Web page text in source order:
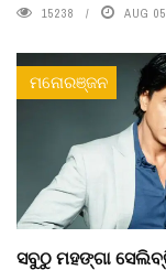
15238 AUG
ମନୋରଞ୍ଜନ
ସବୁଠୁ ମହଙ୍ଗା